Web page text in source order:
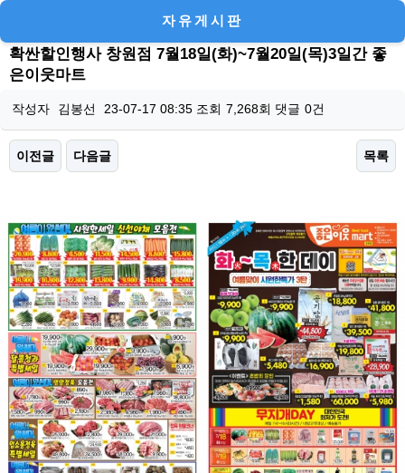
자유게시판
확싼할인행사 창원점 7월18일(화)~7월20일(목)3일간 좋
은이웃마트
작성자 김봉선 23-07-17 08:35조회 7,268회 댓글 0건
이전글 다음글 목록
본문